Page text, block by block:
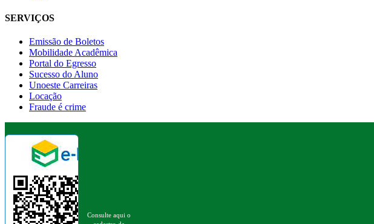
SERVIÇOS
Emissão de Boletos
Mobilidade Acadêmica
Portal do Egresso
Sucesso do Aluno
Unoeste Carreiras
Locação
Fraude é crime
Consulte aqui o